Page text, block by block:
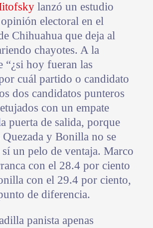
lanzó un estudio
electoral en el
Chihuahua que deja al
chayotes. A la
“¿si hoy fueran las
cuál partido o candidato
dos candidatos punteros
con un empate
puerta de salida, porque
y Bonilla no se
sí un pelo de ventaja. Marco
con el 28.4 por ciento
con el 29.4 por ciento,
de diferencia.
panista apenas